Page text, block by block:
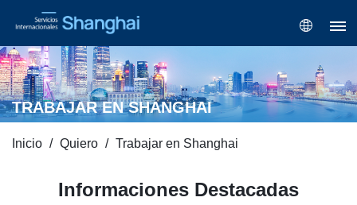
TRABAJAR EN SHANGHAI
Inicio Quiero Trabajar en Shanghai
Informaciones Destacadas